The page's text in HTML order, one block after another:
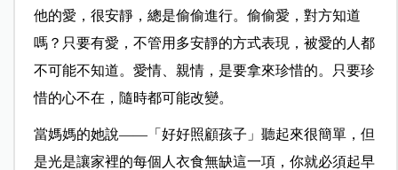
他的愛，很安靜，總是偷偷進行。偷偷愛，對方知道
嗎？只要有愛，不管用多安靜的方式表現，被愛的人都
不可能不知道。愛情、親情，是要拿來珍惜的。只要珍
惜的心不在，隨時都可能改變。
當媽媽的她說——「好好照顧孩子」聽起來很簡單，但
是光是讓家裡的每個人衣食無缺這一項，你就必須起早